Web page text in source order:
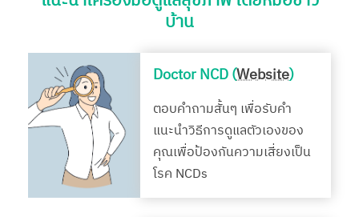
บ้าน
Doctor NCD (Website)
ตอบคำถามสั้นๆ เพื่อรับคำ
แนะนำวิธีการดูแลตัวเองของ
คุณเพื่อป้องกันความเสี่ยงเป็น
โรค NCDs